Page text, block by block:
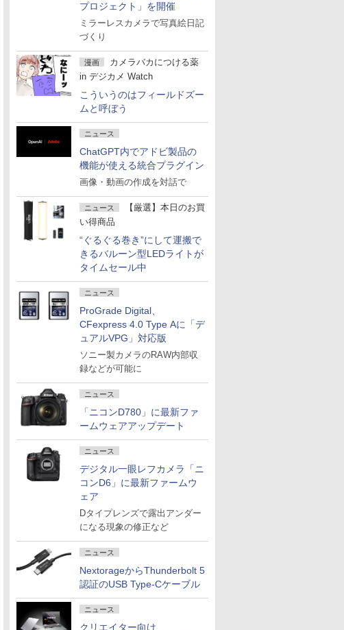
プロジェクト」を開催
ミラーレスカメラで写真絵日記
づくり
漫画
カメラバカにつける薬
in デジカメ Watch
こういうのはフィールドズー
ムと呼ぼう
ニュース
ChatGPT内でアドビ製品の
機能が使える統合プラグイン
画像・動画の作成を対話で
ニュース
【厳選】本日のお買
い得商品
“ぐるぐる巻き”にして運搬で
きるバルーン型LEDライトが
タイムセール中
ニュース
ProGrade Digital、
CFexpress 4.0 Type Aに「デ
ュアルVPG」対応版
ソニー製カメラのRAW内部収
録などが可能に
ニュース
「ニコンD780」に最新ファ
ームウェアアップデート
ニュース
デジタル一眼レフカメラ「ニ
コンD6」に最新ファームウ
ェア
Dタイプレンズで露出アンダー
になる現象の修正など
ニュース
NextorageからThunderbolt 5
認証のUSB Type-Cケーブル
ニュース
クリエイター向け